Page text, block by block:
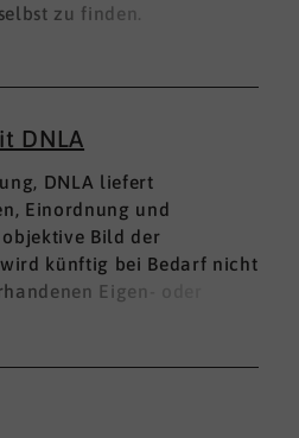
zu finden.
DNLA
DNLA liefert
Einordnung und
objektive Bild der
künftig bei Bedarf nicht
Eigen- oder